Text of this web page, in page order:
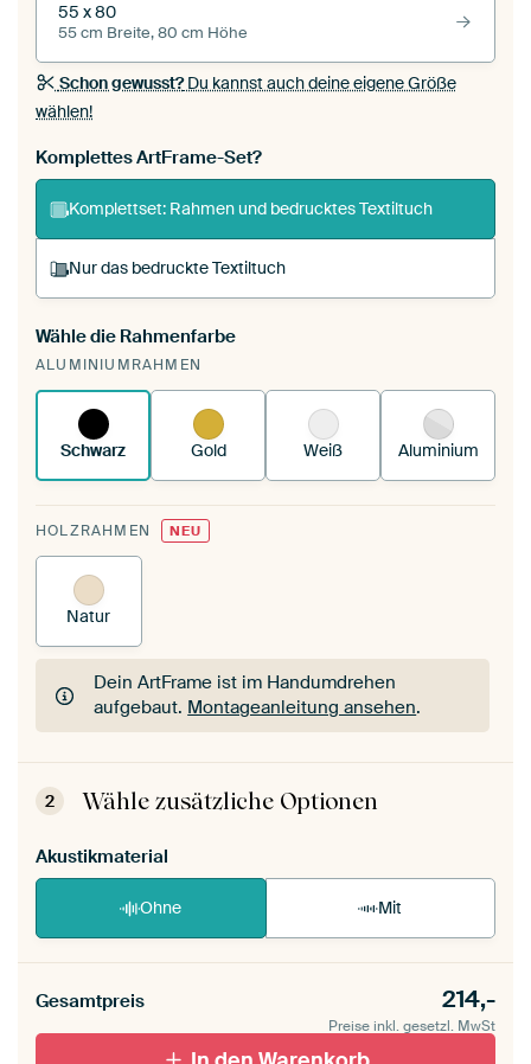
55 x 80
55 cm Breite, 80 cm Höhe
Schon gewusst?Du kannst auch deine eigene Größe
wählen!
Komplettes ArtFrame-Set?
Komplettset: Rahmen und bedrucktes Textiltuch
Nur das bedruckte Textiltuch
Du spannst einen wechselbaren Textiltuch in
deinen vorhandenen ArtFrame™.
funktioniert es.
Wähle die Rahmenfarbe
ALUMINIUMRAHMEN
Schwarz Gold Weiß Aluminium
HOLZRAHMEN NEU
Natur
Dein ArtFrame ist im Handumdrehen
aufgebaut. Montageanleitung ansehen.
Dein ArtFrame ist im Handumdrehen
aufgebaut.Montageanleitung ansehen
2 Wähle zusätzliche Optionen
Akustikmaterial
Ohne Mit
Gesamtpreis 214,-
Preise inkl. gesetzl. MwSt